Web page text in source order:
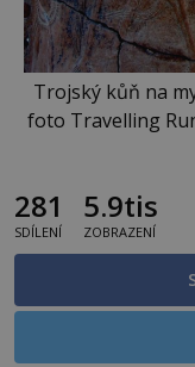
Trojský kůň na
foto Travelling
281
SDÍLENÍ
5.9tis
ZOBRAZENÍ